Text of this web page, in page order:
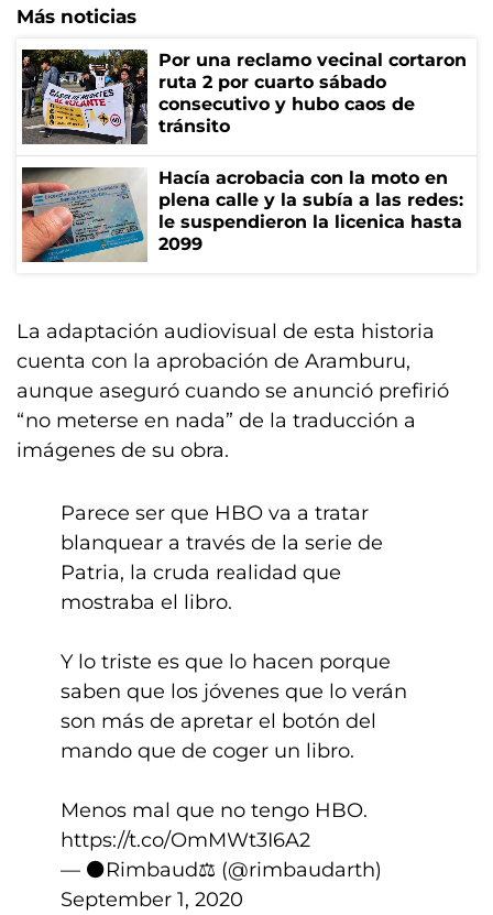
Más noticias
Por una reclamo vecinal cortaron
ruta 2 por cuarto sábado
consecutivo y hubo caos de
tránsito
Hacía acrobacia con la moto en
plena calle y la subía a las redes:
le suspendieron la licenica hasta
2099
La adaptación audiovisual de esta historia
cuenta con la aprobación de Aramburu,
aunque aseguró cuando se anunció prefirió
“no meterse en nada” de la traducción a
imágenes de su obra.
Parece ser que HBO va a tratar
blanquear a través de la serie de
Patria, la cruda realidad que
mostraba el libro.
Y lo triste es que lo hacen porque
saben que los jóvenes que lo verán
son más de apretar el botón del
mando que de coger un libro.
Menos mal que no tengo HBO.
https://t.co/OmMWt3I6A2
— ⚫️Rimbaud⚖️ (@rimbaudarth)
September 1, 2020